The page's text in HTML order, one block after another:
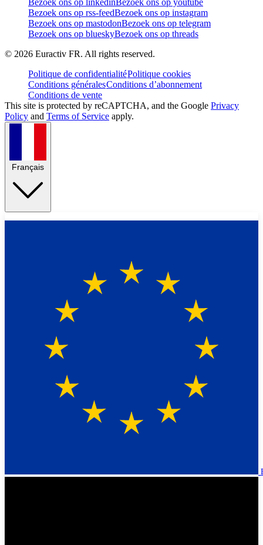
Bezoek ons op rss-feedBezoek ons op instagram
Bezoek ons op mastodonBezoek ons op telegram
Bezoek ons op blueskyBezoek ons op threads
© 2026 Euractiv FR. All rights reserved.
Politique de confidentialitéPolitique cookies
Conditions généralesConditions d’abonnement
Conditions de vente
This site is protected by reCAPTCHA, and the Google Privacy
Policy and Terms of Service apply.
Français